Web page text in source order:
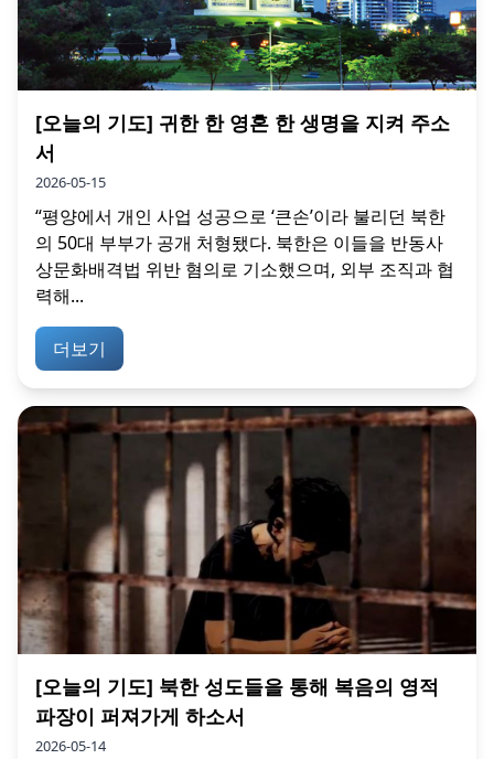
[오늘의 기도] 귀한 한 영혼 한 생명을 지켜 주소
서
2026-05-15
“평양에서 개인 사업 성공으로 ‘큰손’이라 불리던 북한
의 50대 부부가 공개 처형됐다. 북한은 이들을 반동사
상문화배격법 위반 혐의로 기소했으며, 외부 조직과 협
력해...
더보기
[오늘의 기도] 북한 성도들을 통해 복음의 영적
파장이 퍼져가게 하소서
2026-05-14